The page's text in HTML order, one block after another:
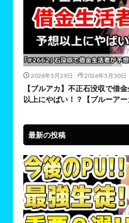
2026年5月29日 2026年5月30日
【ブルアカ】不正石没収で借
以上にやばい！？【ブルーアー
最新の投稿